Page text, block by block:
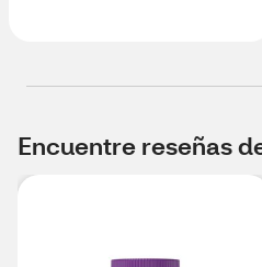
Encuentre reseñas